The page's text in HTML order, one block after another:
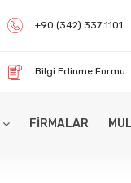
+90 (342) 337 1101
Bilgi Edinme Formu
FİRMALAR